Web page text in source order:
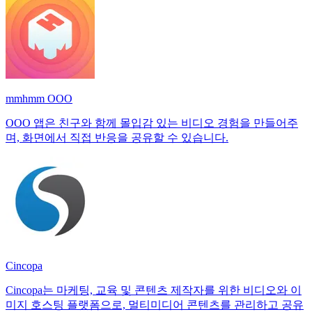
mmhmm OOO
OOO 앱은 친구와 함께 몰입감 있는 비디오 경험을 만들어주
며, 화면에서 직접 반응을 공유할 수 있습니다.
Cincopa
Cincopa는 마케팅, 교육 및 콘텐츠 제작자를 위한 비디오와 이
미지 호스팅 플랫폼으로, 멀티미디어 콘텐츠를 관리하고 공유